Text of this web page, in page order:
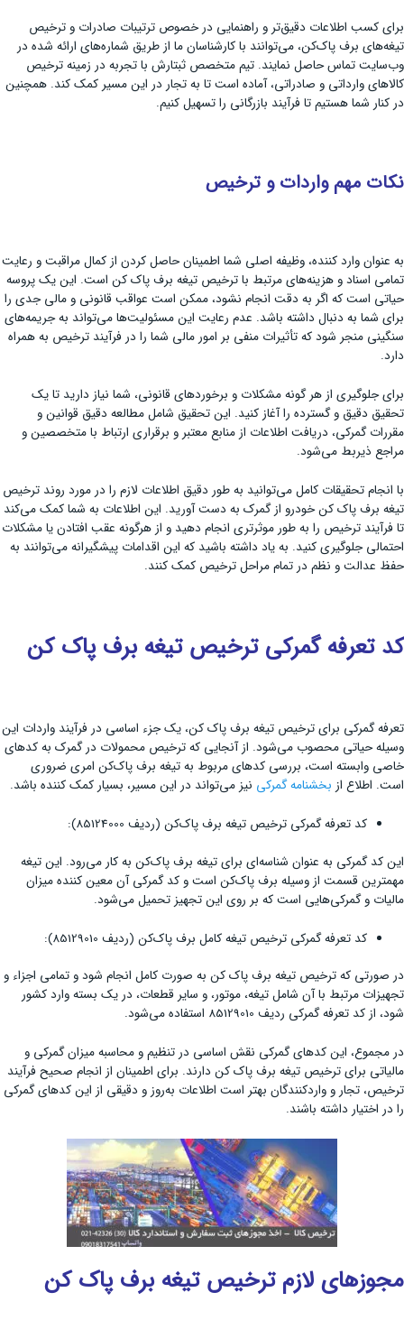
برای کسب اطلاعات دقیق‌تر و راهنمایی در خصوص ترتیبات صادرات و ترخیص
تیغه‌های برف پاک‌کن، می‌توانند با کارشناسان ما از طریق شماره‌های ارائه شده در
وب‌سایت تماس حاصل نمایند. تیم متخصص ثبتارش با تجربه در زمینه ترخیص
کالاهای وارداتی و صادراتی، آماده است تا به تجار در این مسیر کمک کند. همچنین
در کنار شما هستیم تا فرآیند بازرگانی را تسهیل کنیم.
نکات مهم واردات و ترخیص
به عنوان وارد کننده، وظیفه اصلی شما اطمینان حاصل کردن از کمال مراقبت و رعایت
تمامی اسناد و هزینه‌های مرتبط با ترخیص تیغه برف پاک کن است. این یک پروسه
حیاتی است که اگر به دقت انجام نشود، ممکن است عواقب قانونی و مالی جدی را
برای شما به دنبال داشته باشد. عدم رعایت این مسئولیت‌ها می‌تواند به جریمه‌های
سنگینی منجر شود که تأثیرات منفی بر امور مالی شما را در فرآیند ترخیص به همراه
دارد.
برای جلوگیری از هر گونه مشکلات و برخوردهای قانونی، شما نیاز دارید تا یک
تحقیق دقیق و گسترده را آغاز کنید. این تحقیق شامل مطالعه دقیق قوانین و
مقررات گمرکی، دریافت اطلاعات از منابع معتبر و برقراری ارتباط با متخصصین و
مراجع ذیربط می‌شود.
با انجام تحقیقات کامل می‌توانید به طور دقیق اطلاعات لازم را در مورد روند ترخیص
تیغه برف پاک ‌کن خودرو از گمرک به دست آورید. این اطلاعات به شما کمک می‌کند
تا فرآیند ترخیص را به طور موثر‌تری انجام دهید و از هرگونه عقب‌ افتادن یا مشکلات
احتمالی جلوگیری کنید. به یاد داشته باشید که این اقدامات پیشگیرانه می‌توانند به
حفظ عدالت و نظم در تمام مراحل ترخیص کمک کنند.
کد تعرفه گمرکی ترخیص تیغه برف پاک کن
تعرفه گمرکی برای ترخیص تیغه برف پاک ‌کن، یک جزء اساسی در فرآیند واردات این
وسیله حیاتی محصوب می‌شود. از آنجایی که ترخیص محمولات در گمرک به کدهای
خاصی وابسته است، بررسی کدهای مربوط به تیغه برف پاک‌کن امری ضروری
است. اطلاع از بخشنامه گمرکی نیز می‌تواند در این مسیر، بسیار کمک کننده باشد.
کد تعرفه گمرکی ترخیص تیغه برف پاک‌کن (ردیف 85124000):
این کد گمرکی به عنوان شناسه‌ای برای تیغه برف پاک‌کن به کار می‌رود. این تیغه
مهمترین قسمت از وسیله برف پاک‌کن است و کد گمرکی آن معین کننده میزان
مالیات و گمرکی‌هایی است که بر روی این تجهیز تحمیل می‌شود.
کد تعرفه گمرکی ترخیص تیغه کامل برف پاک‌کن (ردیف 85129010):
در صورتی که ترخیص تیغه برف پاک ‌کن به صورت کامل انجام شود و تمامی اجزاء و
تجهیزات مرتبط با آن شامل تیغه، موتور، و سایر قطعات، در یک بسته وارد کشور
شود، از کد تعرفه گمرکی ردیف 85129010 استفاده می‌شود.
در مجموع، این کدهای گمرکی نقش اساسی در تنظیم و محاسبه میزان گمرکی و
مالیاتی برای ترخیص تیغه برف پاک‌ کن دارند. برای اطمینان از انجام صحیح فرآیند
ترخیص، تجار و واردکنندگان بهتر است اطلاعات به‌روز و دقیقی از این کدهای گمرکی
را در اختیار داشته باشند.
مجوزهای لازم ترخیص تیغه برف پاک کن